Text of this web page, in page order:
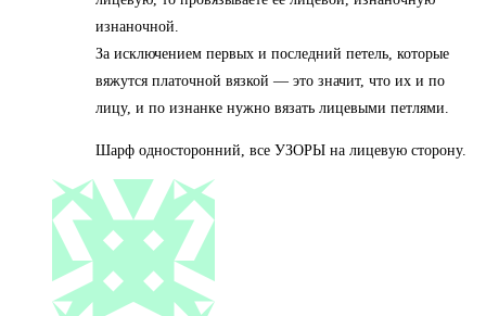
изнаночной.
За исключением первых и последний петель, которые
вяжутся платочной вязкой — это значит, что их и по
лицу, и по изнанке нужно вязать лицевыми петлями.
Шарф односторонний, все УЗОРЫ на лицевую сторону.